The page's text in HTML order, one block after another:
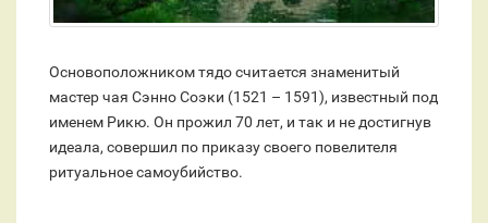
Основоположником тядо считается знаменитый
мастер чая Сэнно Соэки (1521 – 1591), известный под
именем Рикю. Он прожил 70 лет, и так и не достигнув
идеала, совершил по приказу своего повелителя
ритуальное самоубийство.